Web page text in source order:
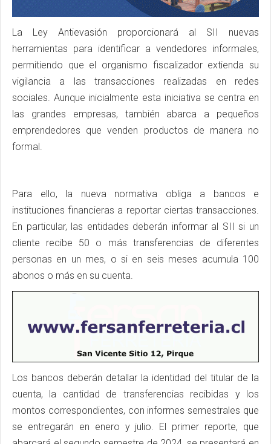
La Ley Antievasión proporcionará al SII nuevas
herramientas para identificar a vendedores informales,
permitiendo que el organismo fiscalizador extienda su
vigilancia a las transacciones realizadas en redes
sociales. Aunque inicialmente esta iniciativa se centra en
las grandes empresas, también abarca a pequeños
emprendedores que venden productos de manera no
formal.
Para ello, la nueva normativa obliga a bancos e
instituciones financieras a reportar ciertas transacciones.
En particular, las entidades deberán informar al SII si un
cliente recibe 50 o más transferencias de diferentes
personas en un mes, o si en seis meses acumula 100
abonos o más en su cuenta.
Los bancos deberán detallar la identidad del titular de la
cuenta, la cantidad de transferencias recibidas y los
montos correspondientes, con informes semestrales que
se entregarán en enero y julio. El primer reporte, que